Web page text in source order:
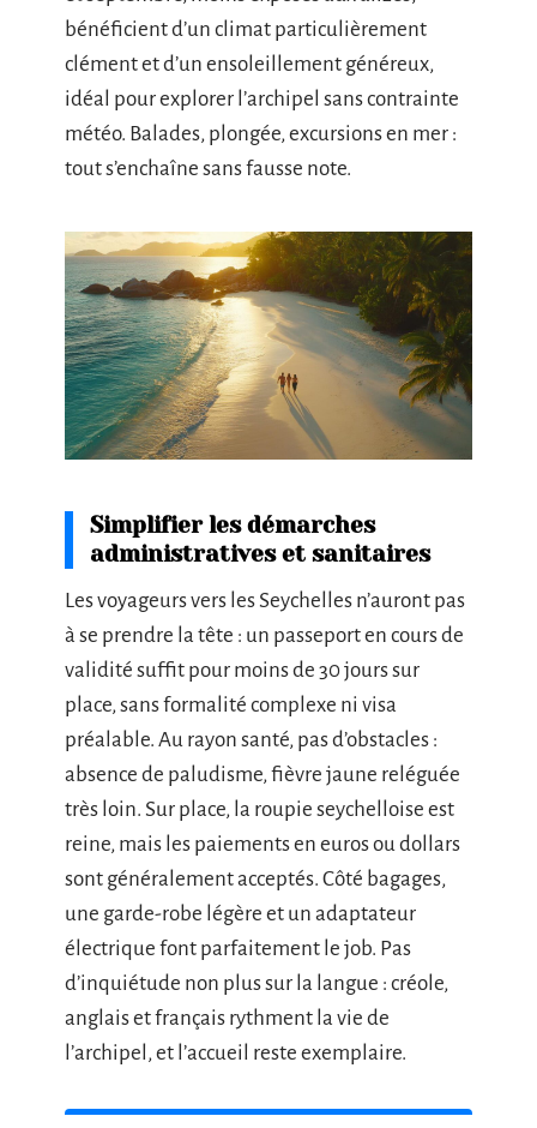
bénéficient d’un climat particulièrement
clément et d’un ensoleillement généreux,
idéal pour explorer l’archipel sans contrainte
météo. Balades, plongée, excursions en mer :
tout s’enchaîne sans fausse note.
Simplifier les démarches
administratives et sanitaires
Les voyageurs vers les Seychelles n’auront pas
à se prendre la tête : un passeport en cours de
validité suffit pour moins de 30 jours sur
place, sans formalité complexe ni visa
préalable. Au rayon santé, pas d’obstacles :
absence de paludisme, fièvre jaune reléguée
très loin. Sur place, la roupie seychelloise est
reine, mais les paiements en euros ou dollars
sont généralement acceptés. Côté bagages,
une garde-robe légère et un adaptateur
électrique font parfaitement le job. Pas
d’inquiétude non plus sur la langue : créole,
anglais et français rythment la vie de
l’archipel, et l’accueil reste exemplaire.